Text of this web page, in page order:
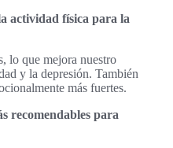
actividad física para la
lo que mejora nuestro
y la depresión. También
más fuertes.
recomendables para